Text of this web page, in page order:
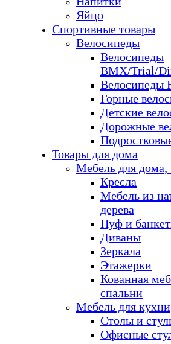
Яйцо
Спортивные товары
Велосипеды
Велосипеды
BMX/Trial/
Велосипеды
Горные
Детские
Дорожные
Товары для дома
Мебель для дома,
Кресла
Мебель из
дерева
Пуф и
Диваны
Зеркала
Этажерки
Кованная
спальни
Мебель для кухни
Столы и
Офисные